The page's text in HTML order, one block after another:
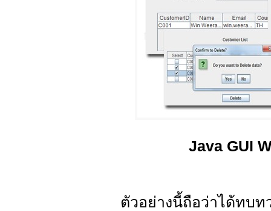
Java GUI
ตัวอย่างนี้ถือว่าได้ทบ